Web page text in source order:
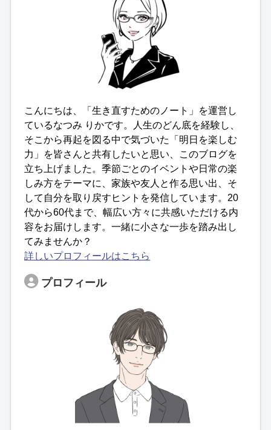
こんにちは、「生き直すためのノート」を運営し
ているなつみ りかです。人生のどん底を経験し、
そこから再起を図る中で気づいた「明日を楽しむ
力」を皆さんと共有したいと思い、このブログを
立ち上げました。季節ごとのイベントや日常の楽
しみ方をテーマに、家族や友人と作る思い出、そ
して自分を取り戻すヒントを発信しています。20
代から60代まで、幅広い方々に共感いただける内
容をお届けします。一緒に小さな一歩を踏み出し
てみませんか？
詳しいプロフィールはこちら
プロフィール